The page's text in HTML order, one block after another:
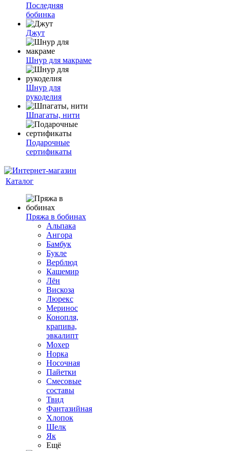
Последняя
бобинка
Джут
Шнур для макраме
Шнур для
рукоделия
Шпагаты, нити
Подарочные
сертификаты
Каталог
Пряжа в бобинах
Альпака
Ангора
Бамбук
Букле
Верблюд
Кашемир
Лён
Вискоза
Люрекс
Меринос
Конопля,
крапива,
эвкалипт
Мохер
Норка
Носочная
Пайетки
Смесовые
составы
Твид
Фантазийная
Хлопок
Шелк
Як
Ещё